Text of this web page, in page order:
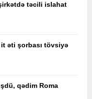
təcili islahat
əti şorbası tövsiyə
qədim Roma